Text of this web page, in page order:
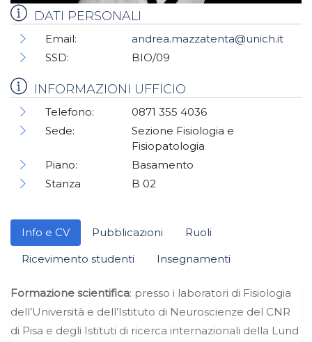
DATI PERSONALI
Email:
andrea.mazzatenta@unich.it
SSD:
BIO/09
INFORMAZIONI UFFICIO
Telefono:
0871 355 4036
Sede:
Sezione Fisiologia e
Fisiopatologia
Piano:
Basamento
Stanza
B 02
Info e CV Pubblicazioni
Ruoli
Ricevimento studenti
Insegnamenti
Formazione scientifica: presso i laboratori di Fisiologia
dell’Università e dell’Istituto di Neuroscienze del CNR
di Pisa e degli Istituti di ricerca internazionali della Lund